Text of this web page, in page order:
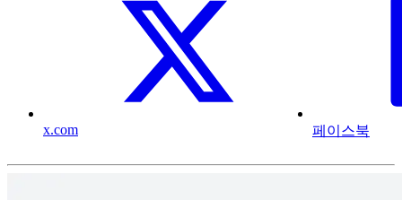
x.com 페이스북